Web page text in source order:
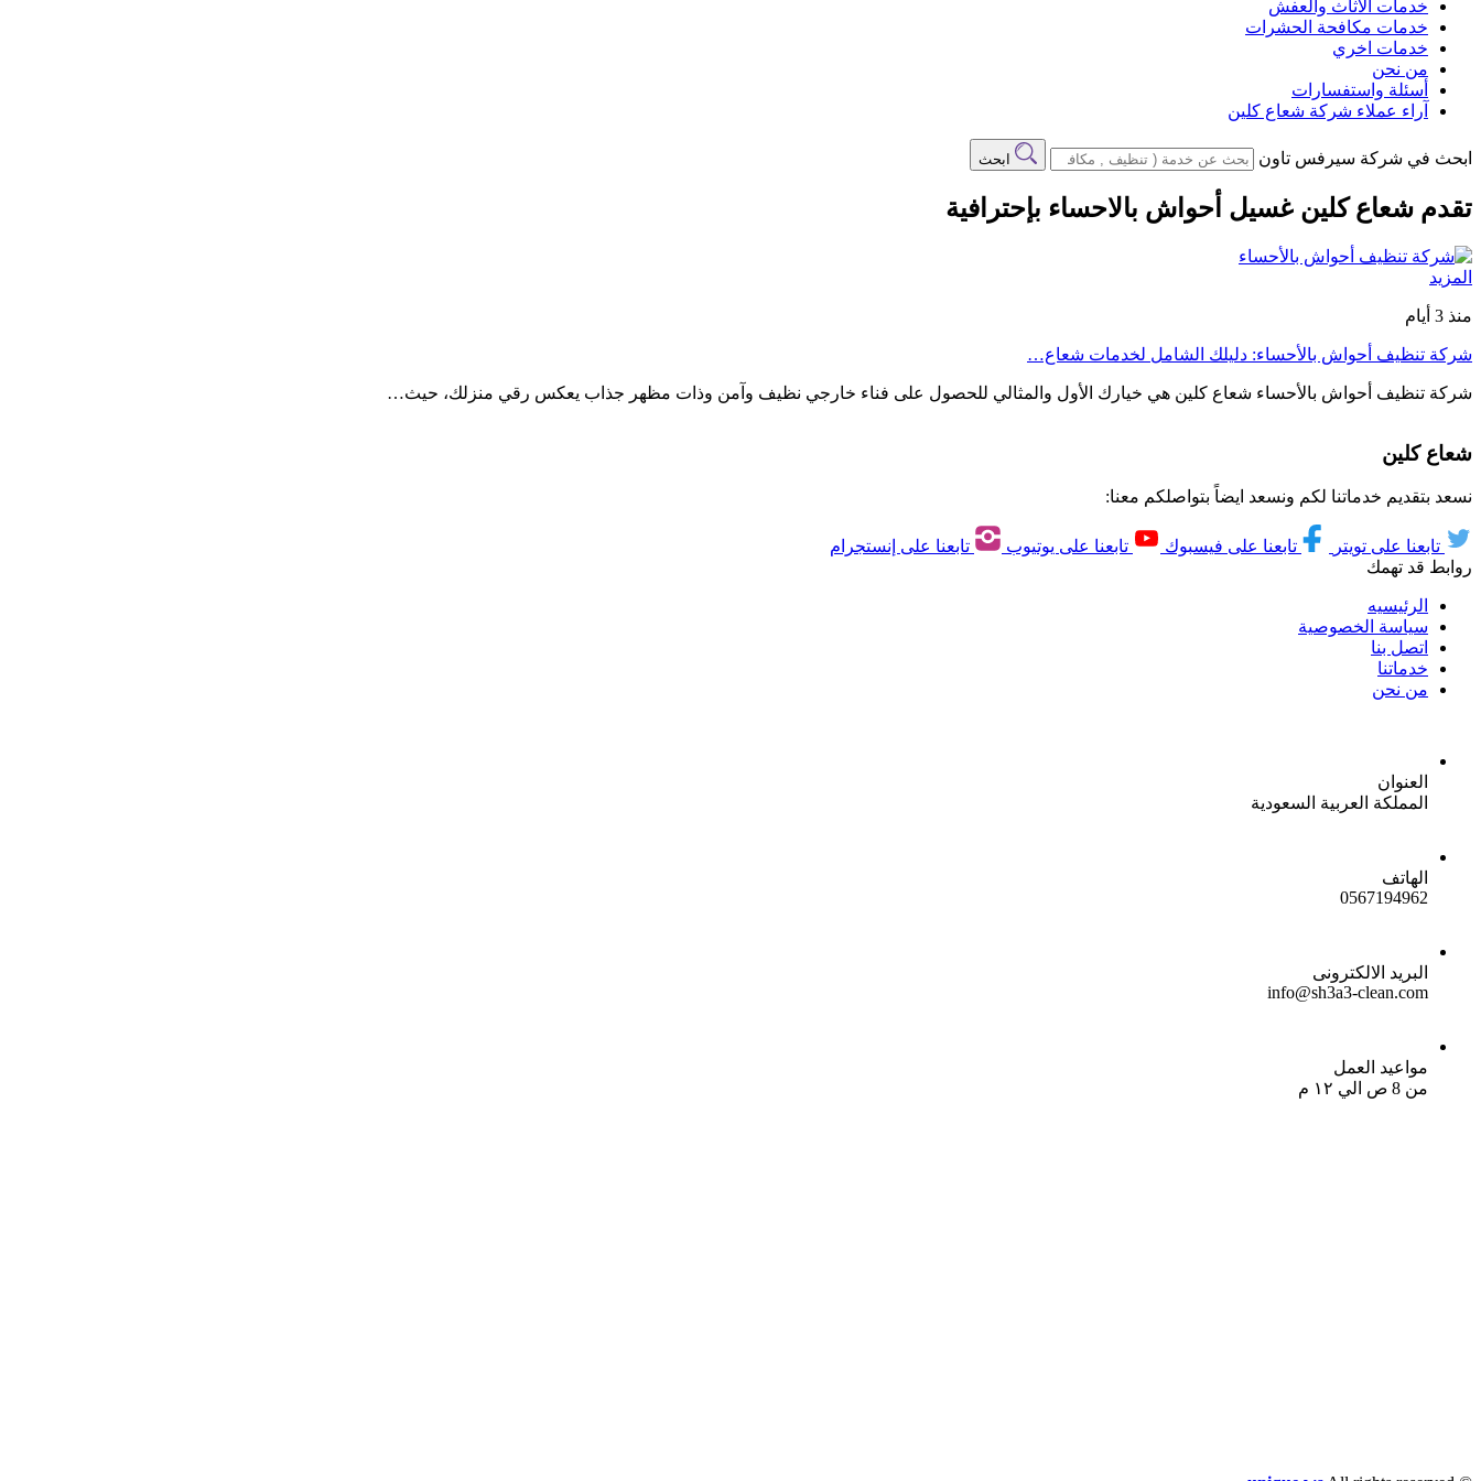
خدمات الاثاث والعفش
خدمات مكافحة الحشرات
خدمات اخري
من نحن
أسئلة واستفسارات
آراء عملاء شركة شعاع كلين
ابحث في شركة سيرفس تاون ابحث
تقدم شعاع كلين غسيل أحواش بالاحساء بإحترافية
المزيد
منذ 3 أيام
شركة تنظيف أحواش بالأحساء: دليلك الشامل لخدمات شعاع…
شركة تنظيف أحواش بالأحساء شعاع كلين هي خيارك الأول والمثالي للحصول على فناء خارجي نظيف وآمن وذات مظهر جذاب يعكس رقي منزلك، حيث…
شعاع كلين
نسعد بتقديم خدماتنا لكم ونسعد ايضاً بتواصلكم معنا:
تابعنا على تويتر تابعنا على فيسبوك تابعنا على يوتيوب
تابعنا على إنستجرام
روابط قد تهمك
الرئيسيه
سياسة الخصوصية
اتصل بنا
خدماتنا
من نحن
العنوان
المملكة العربية السعودية
الهاتف
0567194962
البريد الالكترونى
info@sh3a3-clean.com
مواعيد العمل
من 8 ص الي ١٢ م